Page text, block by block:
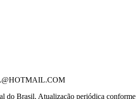
do Brasil. Atualização periódica conforme